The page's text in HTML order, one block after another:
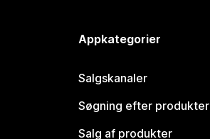
Appkategorier
Salgskanaler
Søgning efter produkter
Salg af produkter